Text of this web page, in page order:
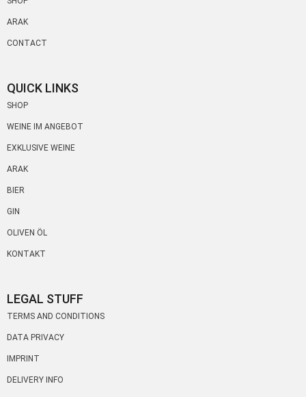
ARAK
CONTACT
QUICK LINKS
SHOP
WEINE IM ANGEBOT
EXKLUSIVE WEINE
ARAK
BIER
GIN
OLIVEN ÖL
KONTAKT
LEGAL STUFF
TERMS AND CONDITIONS
DATA PRIVACY
IMPRINT
DELIVERY INFO